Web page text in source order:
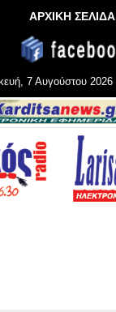
ΑΡΧΙΚΗ ΣΕΛΙΔΑ
7 Αυγούστου 2026